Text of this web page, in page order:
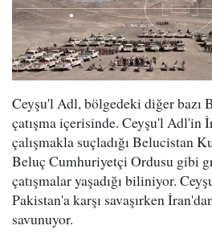
Ceyşu'l Adl, bölgedeki diğer bazı
çatışma içerisinde. Ceyşu'l Adl'in
çalışmakla suçladığı Belucistan
Beluç Cumhuriyetçi Ordusu gibi
çatışmalar yaşadığı biliniyor.
Pakistan'a karşı savaşırken
savunuyor.